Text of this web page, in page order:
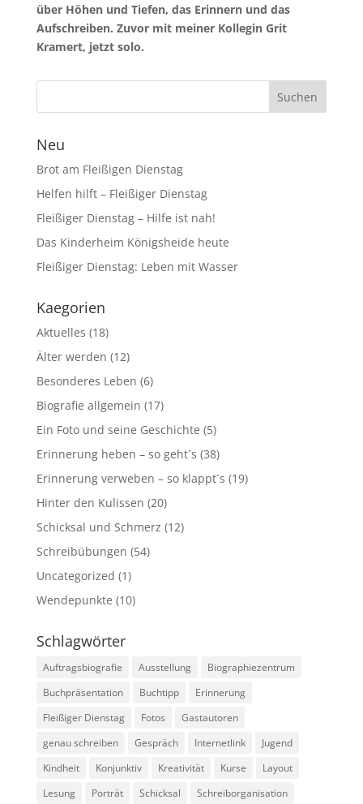
über Höhen und Tiefen, das Erinnern und das
Aufschreiben. Zuvor mit meiner Kollegin Grit
Kramert, jetzt solo.
Neu
Brot am Fleißigen Dienstag
Helfen hilft – Fleißiger Dienstag
Fleißiger Dienstag – Hilfe ist nah!
Das Kinderheim Königsheide heute
Fleißiger Dienstag: Leben mit Wasser
Kaegorien
Aktuelles (18)
Älter werden (12)
Besonderes Leben (6)
Biografie allgemein (17)
Ein Foto und seine Geschichte (5)
Erinnerung heben – so geht´s (38)
Erinnerung verweben – so klappt´s (19)
Hinter den Kulissen (20)
Schicksal und Schmerz (12)
Schreibübungen (54)
Uncategorized (1)
Wendepunkte (10)
Schlagwörter
Auftragsbiografie Ausstellung
Biographiezentrum
Buchpräsentation
Buchtipp
Erinnerung
Fleißiger Dienstag
Fotos
Gastautoren
genau schreiben
Gespräch Internetlink
Jugend
Kindheit
Konjunktiv Kreativität Kurse
Layout
Lesung
Porträt Schicksal Schreiborganisation